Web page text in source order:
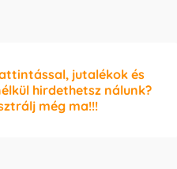
jutalékok és
hirdethetsz nálunk?
még ma!!!